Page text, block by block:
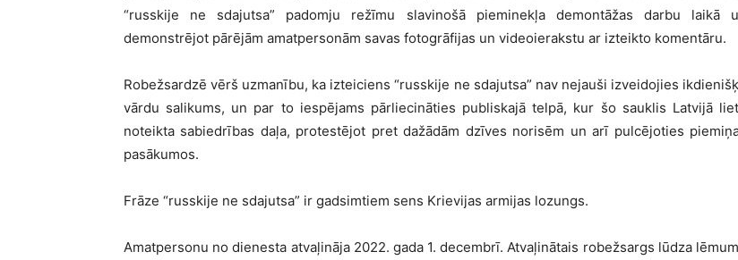
“russkije ne sdajutsa” padomju režīmu slavinošā pieminekļa demontāžas darbu laikā
demonstrējot pārējām amatpersonām savas fotogrāfijas un videoierakstu ar izteikto komentāru.
Robežsardzē vērš uzmanību, ka izteiciens “russkije ne sdajutsa” nav nejauši izveidojies
vārdu salikums, un par to iespējams pārliecināties publiskajā telpā, kur šo sauklis Latvijā
noteikta sabiedrības daļa, protestējot pret dažādām dzīves norisēm un arī pulcējoties
pasākumos.
Frāze “russkije ne sdajutsa” ir gadsimtiem sens Krievijas armijas lozungs.
Amatpersonu no dienesta atvaļināja 2022. gada 1. decembrī. Atvaļinātais robežsargs lūdza